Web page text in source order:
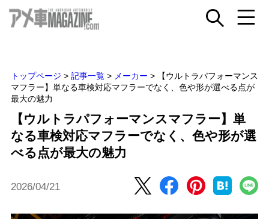
トップページ > 記事一覧 > メーカー >
【ウルトラパフォーマンス
マフラー】単なる車検対応マフラーでなく、色や形が選べる点が
最大の魅力
【ウルトラパフォーマンスマフラー】単
なる車検対応マフラーでなく、色や形が選
べる点が最大の魅力
2026/04/21